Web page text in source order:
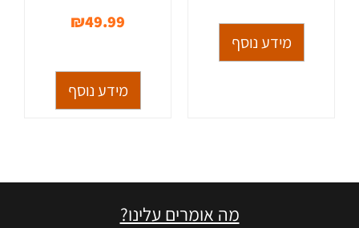
מידע נוסף
₪49.99
מידע נוסף
מה אומרים עלינו?